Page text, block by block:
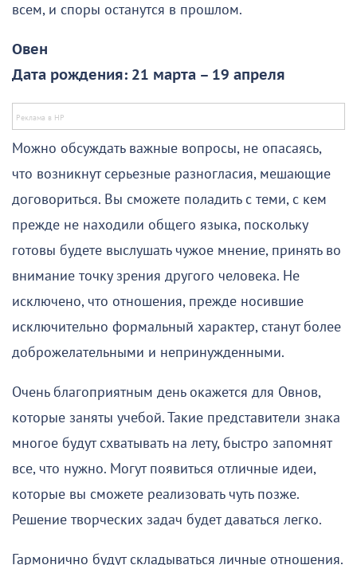
всем, и споры останутся в прошлом.
Овен
Дата рождения: 21 марта – 19 апреля
Можно обсуждать важные вопросы, не опасаясь,
что возникнут серьезные разногласия, мешающие
договориться. Вы сможете поладить с теми, с кем
прежде не находили общего языка, поскольку
готовы будете выслушать чужое мнение, принять во
внимание точку зрения другого человека. Не
исключено, что отношения, прежде носившие
исключительно формальный характер, станут более
доброжелательными и непринужденными.
Очень благоприятным день окажется для Овнов,
которые заняты учебой. Такие представители знака
многое будут схватывать на лету, быстро запомнят
все, что нужно. Могут появиться отличные идеи,
которые вы сможете реализовать чуть позже.
Решение творческих задач будет даваться легко.
Гармонично будут складываться личные отношения.